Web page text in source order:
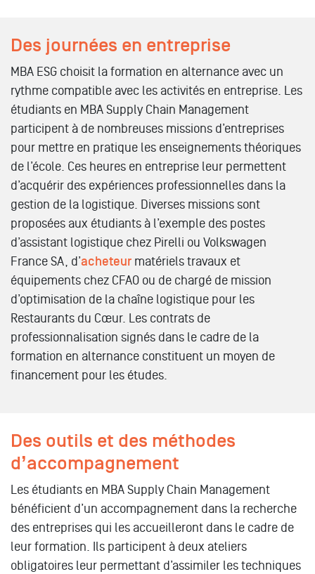
Des journées en entreprise
MBA ESG choisit la formation en alternance avec un
rythme compatible avec les activités en entreprise. Les
étudiants en MBA Supply Chain Management
participent à de nombreuses missions d’entreprises
pour mettre en pratique les enseignements théoriques
de l’école. Ces heures en entreprise leur permettent
d’acquérir des expériences professionnelles dans la
gestion de la logistique. Diverses missions sont
proposées aux étudiants à l’exemple des postes
d’assistant logistique chez Pirelli ou Volkswagen
France SA, d’acheteur matériels travaux et
équipements chez CFAO ou de chargé de mission
d’optimisation de la chaîne logistique pour les
Restaurants du Cœur. Les contrats de
professionnalisation signés dans le cadre de la
formation en alternance constituent un moyen de
financement pour les études.
Des outils et des méthodes
d’accompagnement
Les étudiants en MBA Supply Chain Management
bénéficient d’un accompagnement dans la recherche
des entreprises qui les accueilleront dans le cadre de
leur formation. Ils participent à deux ateliers
obligatoires leur permettant d’assimiler les techniques